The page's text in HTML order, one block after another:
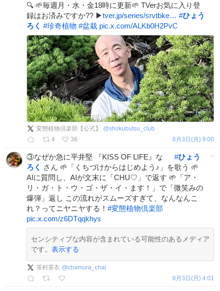
🔍 🌱毎週月・水・金18時に更新🌱 TVerお気に入り登
録はお済みですか?? ▶tver.jp/series/srvtbke… #ひょう
ろく #珍奇植物 #盆栽 pic.x.com/ALKb0H2PvC
変態植物倶楽部【公式】 @shokubutsu_club
4
36 8月3日(月) 9:00
③なぜか急に平井堅 『KISS OF LIFE』な #ひょう
ろく さん 🌱「くちづけからはじめよう♪」を歌う 🌱
AIに質問し、AIが文末に「CHU♡」で返す 🌱「ア・
リ・ガ・ト・ウ・ゴ・ザ・イ・ます！」で「微笑みの
爆弾」返し この流れがスムーズすぎて、なんなんこ
れ？ってニヤニヤする！ #変態植物倶楽部
pic.x.com/z6DTqqkhys
センシティブな内容が含まれている可能性のあるメディア
です。 表示する
茶村茶衣 @chamura_chai
8月3日(月) 4:01